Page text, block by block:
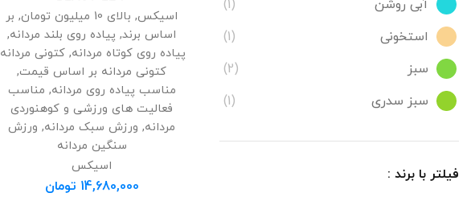
آبی روشن
(1)
استخونی
(1)
سبز
(2)
سبز سدری
(1)
سیاه و سفید
فیلتر با برند :
اسیکس, بالای 10 میلیون تومان , بر
اساس برند, پیاده روی بلند مردانه,
پیاده روی کوتاه مردانه, کتونی مردانه
کتونی مردانه بر اساس قیمت,
مناسب پیاده روی مردانه, مناسب
فعالیت های ورزشی و کوهنوردی
مردانه, ورزش سبک مردانه, ورزش
سنگین مردانه
اسیکس
14,680,000 تومان